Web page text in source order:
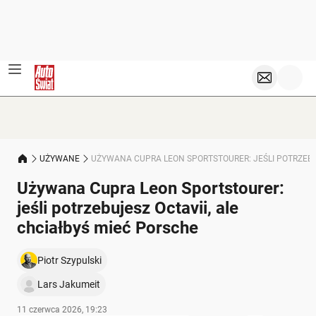
UŻYWANE UŻYWANA CUPRA LEON SPORTSTOURER: JEŚLI
Używana Cupra Leon Sportstourer:
jeśli potrzebujesz Octavii, ale
chciałbyś mieć Porsche
Piotr Szypulski
Lars Jakumeit
11 czerwca 2026, 19:23